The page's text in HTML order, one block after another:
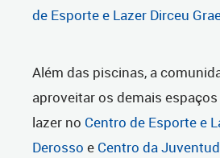
de Esporte e Lazer Dirceu
Além das piscinas, a
aproveitar os demais
lazer no Centro de Esporte e
Derosso e Centro da